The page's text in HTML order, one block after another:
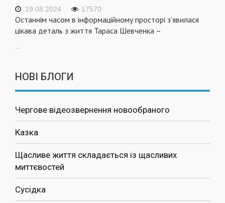
19.08.2024 17570
Останнім часом в інформаційному просторі з’явилася
цікава деталь з життя Тараса Шевченка –
НОВІ БЛОГИ
Чергове відеозвернення новообраного
Казка
Щасливе життя складається із щасливих
миттєвостей
Сусідка